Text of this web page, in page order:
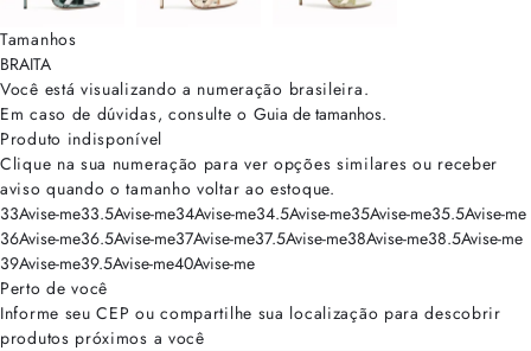
Tamanhos
BRAITA
Você está visualizando a numeração brasileira.
Em caso de dúvidas, consulte o Guia de tamanhos.
Produto indisponível
Clique na sua numeração para ver opções similares ou receber
aviso quando o tamanho voltar ao estoque.
33Avise-me33.5Avise-me34Avise-me34.5Avise-me35Avise-me35.5Avise-me
36Avise-me36.5Avise-me37Avise-me37.5Avise-me38Avise-me38.5Avise-me
39Avise-me39.5Avise-me40Avise-me
Perto de você
Informe seu CEP ou compartilhe sua localização para descobrir
produtos próximos a você